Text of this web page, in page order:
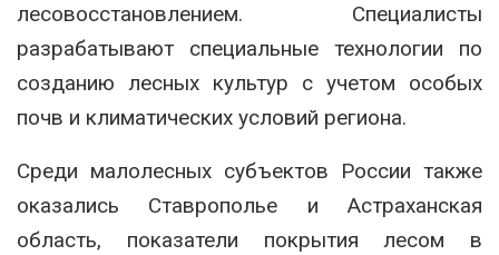
лесовосстановлением. Специалисты
разрабатывают специальные технологии по
созданию лесных культур с учетом особых
почв и климатических условий региона.
Среди малолесных субъектов России также
оказались Ставрополье и Астраханская
область, показатели покрытия лесом в